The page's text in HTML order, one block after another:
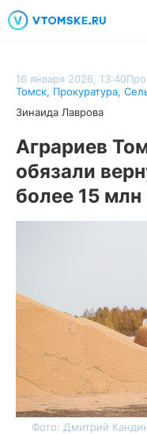
16 января 2026, 13:40
Томск, Прокуратура,
Зинаида Лаврова
Аграриев
обязали
более 15
Фото: Дмитрий